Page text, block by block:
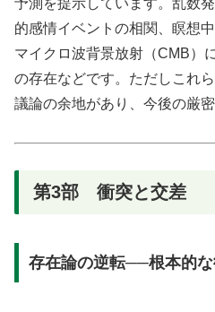
予測を提示しています。乱数
的感情イベントの相関、瞑想
マイクロ波背景放射（CMB）
の存在などです。ただしこれ
議論の余地があり、今後の厳
第3部 衝突と交差
存在論の逆転──根本的